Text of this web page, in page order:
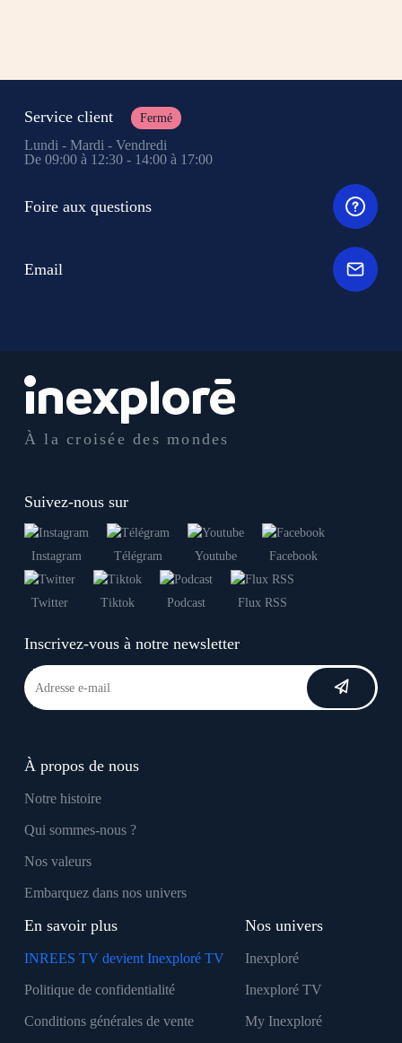
À la croisée des mondes
Suivez-nous sur
Instagram Télégram Youtube Facebook
Twitter Tiktok Podcast Flux RSS
Inscrivez-vous à notre newsletter
À propos de nous
Notre histoire
Qui sommes-nous ?
Nos valeurs
Embarquez dans nos univers
En savoir plus
INREES TV devient Inexploré TV
Politique de confidentialité
Conditions générales de vente
Nos univers
Inexploré
Inexploré TV
My Inexploré
Service client Fermé
Lundi - Mardi - Vendredi
De 09:00 à 12:30 - 14:00 à 17:00
Foire aux questions
Email